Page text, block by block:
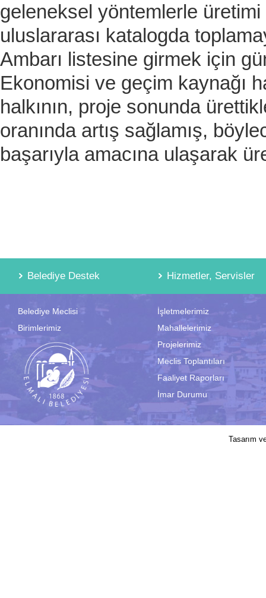
geleneksel yöntemlerle
uluslararası katalogda
Ambarı listesine girmek için
Ekonomisi ve geçim kaynağı
halkının, proje sonunda
oranında artış sağlamış,
başarıyla amacına ulaşarak
Belediye Destek Hizmetler, Servisler
Belediye Meclisi
Birimlerimiz
İşletmelerimiz
Mahallelerimiz
Projelerimiz
Meclis Toplantıları
Faaliyet Raporları
İmar Durumu
Tasarım